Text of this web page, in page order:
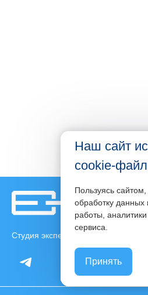
Студия экспертного контента
Наш сайт
cookie-
Пользуясь
обработку данных
работы,
сервиса.
Принять